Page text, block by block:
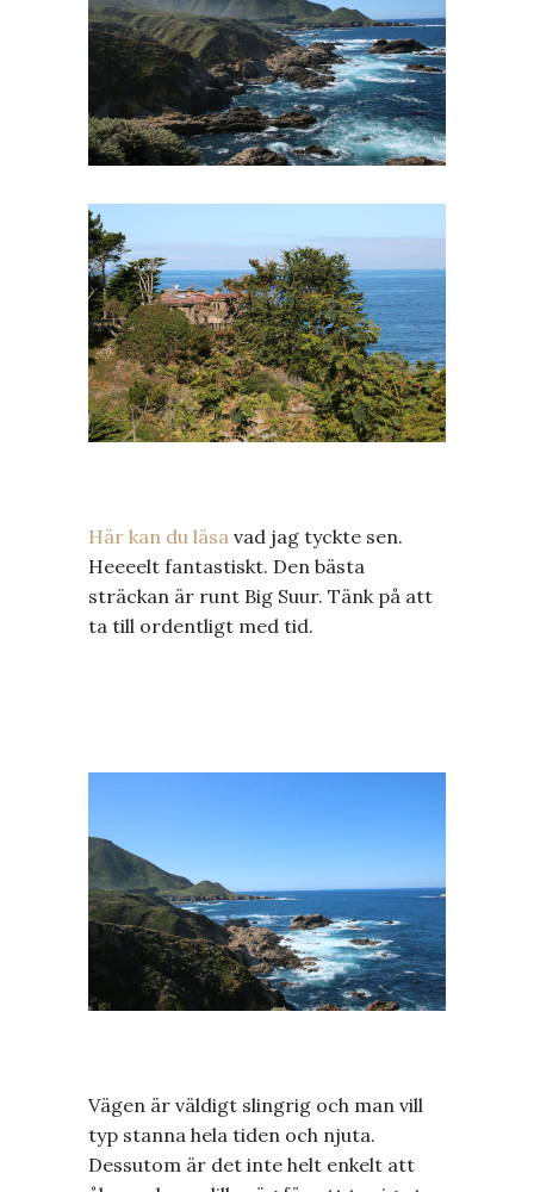
Här kan du läsa vad jag tyckte sen.
Heeeelt fantastiskt. Den bästa
sträckan är runt Big Suur. Tänk på att
ta till ordentligt med tid.
Vägen är väldigt slingrig och man vill
typ stanna hela tiden och njuta.
Dessutom är det inte helt enkelt att